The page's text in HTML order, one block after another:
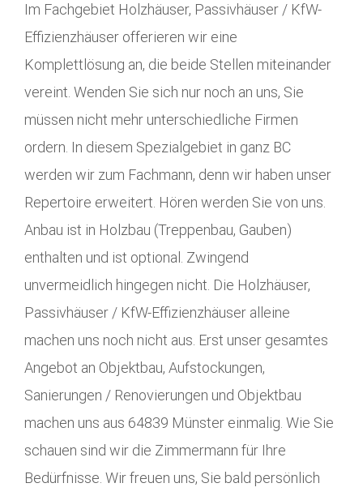
Im Fachgebiet Holzhäuser, Passivhäuser / KfW-
Effizienzhäuser offerieren wir eine
Komplettlösung an, die beide Stellen miteinander
vereint. Wenden Sie sich nur noch an uns, Sie
müssen nicht mehr unterschiedliche Firmen
ordern. In diesem Spezialgebiet in ganz BC
werden wir zum Fachmann, denn wir haben unser
Repertoire erweitert. Hören werden Sie von uns.
Anbau ist in Holzbau (Treppenbau, Gauben)
enthalten und ist optional. Zwingend
unvermeidlich hingegen nicht. Die Holzhäuser,
Passivhäuser / KfW-Effizienzhäuser alleine
machen uns noch nicht aus. Erst unser gesamtes
Angebot an Objektbau, Aufstockungen,
Sanierungen / Renovierungen und Objektbau
machen uns aus 64839 Münster einmalig. Wie Sie
schauen sind wir die Zimmermann für Ihre
Bedürfnisse. Wir freuen uns, Sie bald persönlich